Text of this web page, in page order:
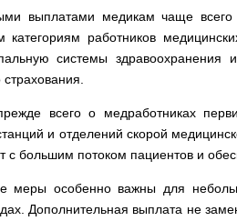
выплатами медикам чаще
категориям работников
системы
всего о медработниках
и отделений скорой
с большим потоком пациентов и
меры особенно важны для
Дополнительная выплата не